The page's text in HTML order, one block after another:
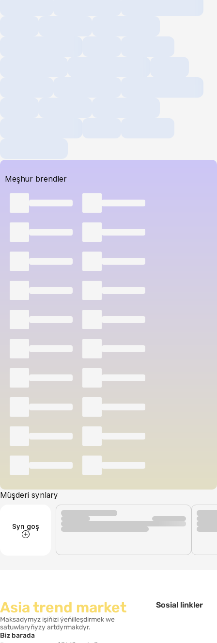
Meşhur brendler
Müşderi synlary
Syn goş
Asia trend market
Maksadymyz işiňizi ýeňilleşdirmek we
satuwlaryňyzy artdyrmakdyr.
Biz barada
Sosial linkler